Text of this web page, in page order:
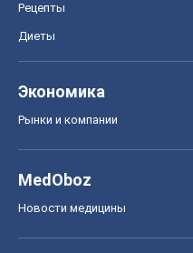
Рецепты
Диеты
Экономика
Рынки и компании
MedOboz
Новости медицины